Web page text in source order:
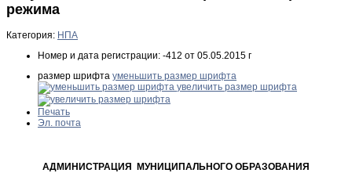
режима
Категория: НПА
Номер и дата регистрации: -412 от 05.05.2015 г
размер шрифта уменьшить размер шрифта
увеличить размер шрифта
Печать
Эл. почта
АДМИНИСТРАЦИЯ МУНИЦИПАЛЬНОГО ОБРАЗОВАНИЯ